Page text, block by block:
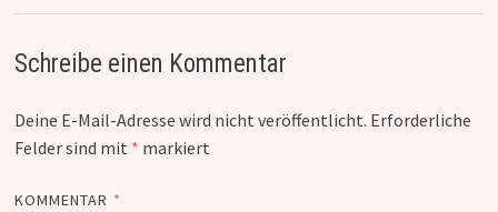
Schreibe einen Kommentar
Deine E-Mail-Adresse wird nicht veröffentlicht. Erforderliche
Felder sind mit * markiert
KOMMENTAR *